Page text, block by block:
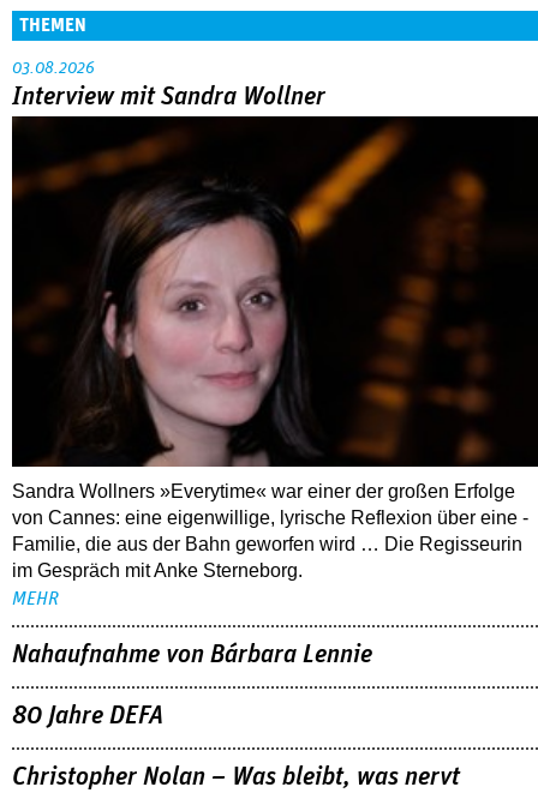
THEMEN
03.08.2026
Interview mit Sandra Wollner
Sandra Wollners »Everytime« war einer der großen Erfolge
von Cannes: eine eigenwillige, lyrische Reflexion über eine ­
Familie, die aus der Bahn geworfen wird … Die Regisseurin
im Gespräch mit Anke Sterneborg.
MEHR
Nahaufnahme von Bárbara Lennie
80 Jahre DEFA
Christopher Nolan – Was bleibt, was nervt